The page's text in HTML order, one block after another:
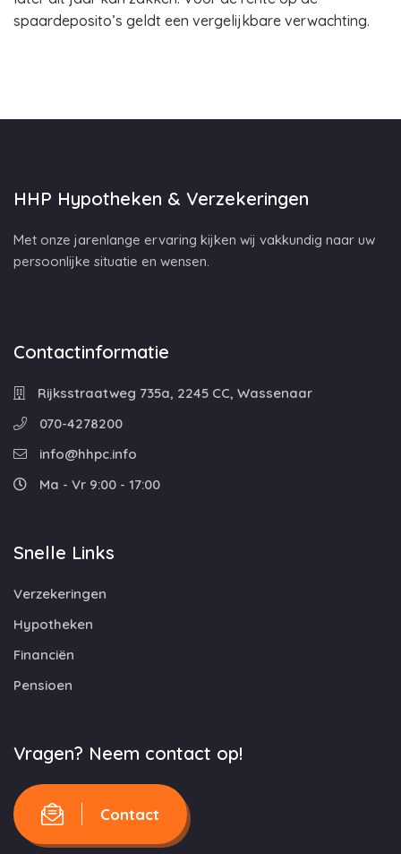
spaardeposito’s geldt een vergelijkbare verwachting.
HHP Hypotheken & Verzekeringen
Met onze jarenlange ervaring kijken wij vakkundig naar uw
persoonlijke situatie en wensen.
Contactinformatie
Rijksstraatweg 735a, 2245 CC, Wassenaar
070-4278200
info@hhpc.info
Ma - Vr 9:00 - 17:00
Snelle Links
Verzekeringen
Hypotheken
Financiën
Pensioen
Vragen? Neem contact op!
Contact